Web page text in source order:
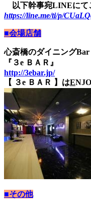
以下幹事宛LINEにて
https://line.me/ti/p/
■会場店舗
心斎橋のダイニングBar
『３e ＢＡＲ』
http://3ebar.jp/
【 ３e ＢＡＲ 】はE
■その他